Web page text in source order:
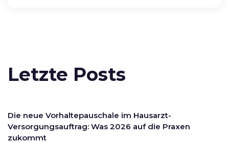
Letzte Posts
Die neue Vorhaltepauschale im Hausarzt-
Versorgungsauftrag: Was 2026 auf die Praxen
zukommt